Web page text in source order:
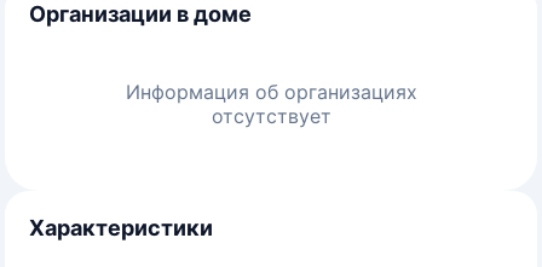
Организации в доме
Информация об организациях
отсутствует
Характеристики